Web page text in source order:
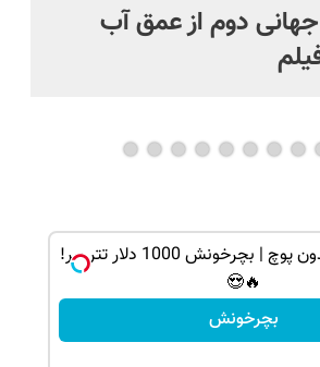
دوم از عمق آب
گردونه شانس بدون پوچ | بچرخونش 1000 دلار تتر ببر!
🔥😍
بچرخونش